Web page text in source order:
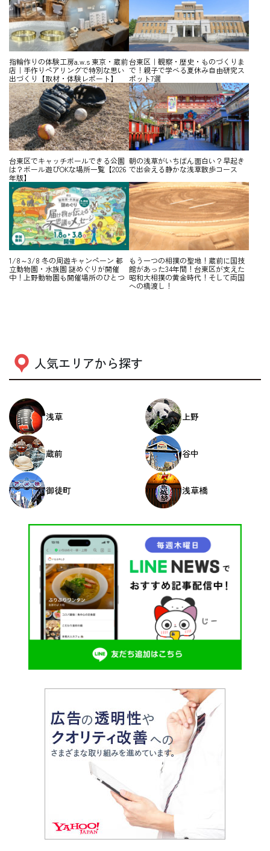
指輪作りの体験工房a.w.s 東京・蔵前
店｜手作りペアリングで特別な思い
出づくり【取材・体験レポート】
台東区｜観察・歴史・ものづくりま
で！親子で学べる夏休み自由研究ス
ポット7選
台東区でキャッチボールできる公園
は？ボール遊びOKな場所一覧【2026
年版】
朝の浅草がいちばん面白い？早起き
で出会える静かな浅草散歩コース
1/8～3/8 冬の周遊キャンペーン 都
立動物園・水族園 謎めぐりが開催
中！上野動物園も開催場所のひとつ
もう一つの相撲の聖地！蔵前に国技
館があった34年間！台東区が支えた
昭和大相撲の黄金時代！そして両国
への橋渡し！
人気エリアから探す
浅草 上野
蔵前 谷中
御徒町 浅草橋